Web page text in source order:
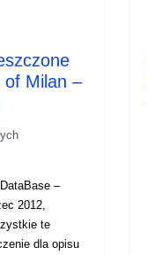
of Milan –
–
2012,
te
dla opisu